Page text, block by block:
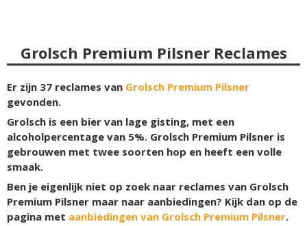
Grolsch Premium Pilsner Reclames
Er zijn 37 reclames van Grolsch Premium Pilsner
gevonden.
Grolsch is een bier van lage gisting, met een
alcoholpercentage van 5%. Grolsch Premium Pilsner is
gebrouwen met twee soorten hop en heeft een volle
smaak.
Ben je eigenlijk niet op zoek naar reclames van Grolsch
Premium Pilsner maar naar aanbiedingen? Kijk dan op de
pagina met aanbiedingen van Grolsch Premium Pilsner.